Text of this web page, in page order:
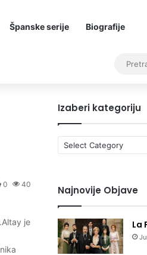
Španske serije Biografije
0 40
je
Izaberi kategoriju
Izaberi
kategoriju
Najnovije Objave
La